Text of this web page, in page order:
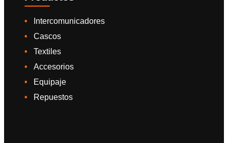
Intercomunicadores
Cascos
Textiles
Accesorios
Equipaje
Repuestos